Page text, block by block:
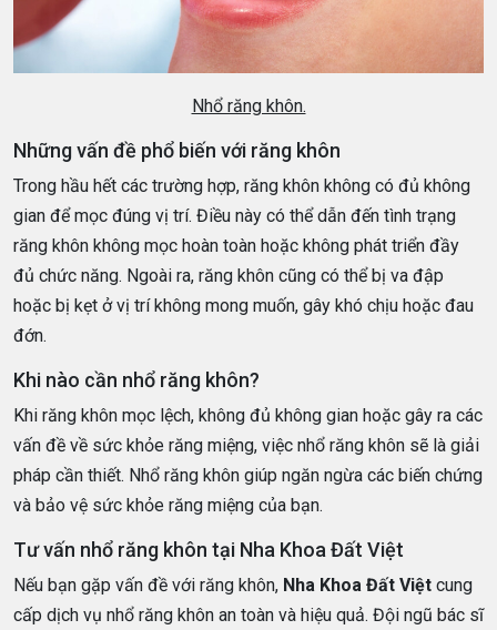
Nhổ răng khôn.
Những vấn đề phổ biến với răng khôn
Trong hầu hết các trường hợp, răng khôn không có đủ không
gian để mọc đúng vị trí. Điều này có thể dẫn đến tình trạng
răng khôn không mọc hoàn toàn hoặc không phát triển đầy
đủ chức năng. Ngoài ra, răng khôn cũng có thể bị va đập
hoặc bị kẹt ở vị trí không mong muốn, gây khó chịu hoặc đau
đớn.
Khi nào cần nhổ răng khôn?
Khi răng khôn mọc lệch, không đủ không gian hoặc gây ra các
vấn đề về sức khỏe răng miệng, việc nhổ răng khôn sẽ là giải
pháp cần thiết. Nhổ răng khôn giúp ngăn ngừa các biến chứng
và bảo vệ sức khỏe răng miệng của bạn.
Tư vấn nhổ răng khôn tại Nha Khoa Đất Việt
Nếu bạn gặp vấn đề với răng khôn, Nha Khoa Đất Việt cung
cấp dịch vụ nhổ răng khôn an toàn và hiệu quả. Đội ngũ bác sĩ